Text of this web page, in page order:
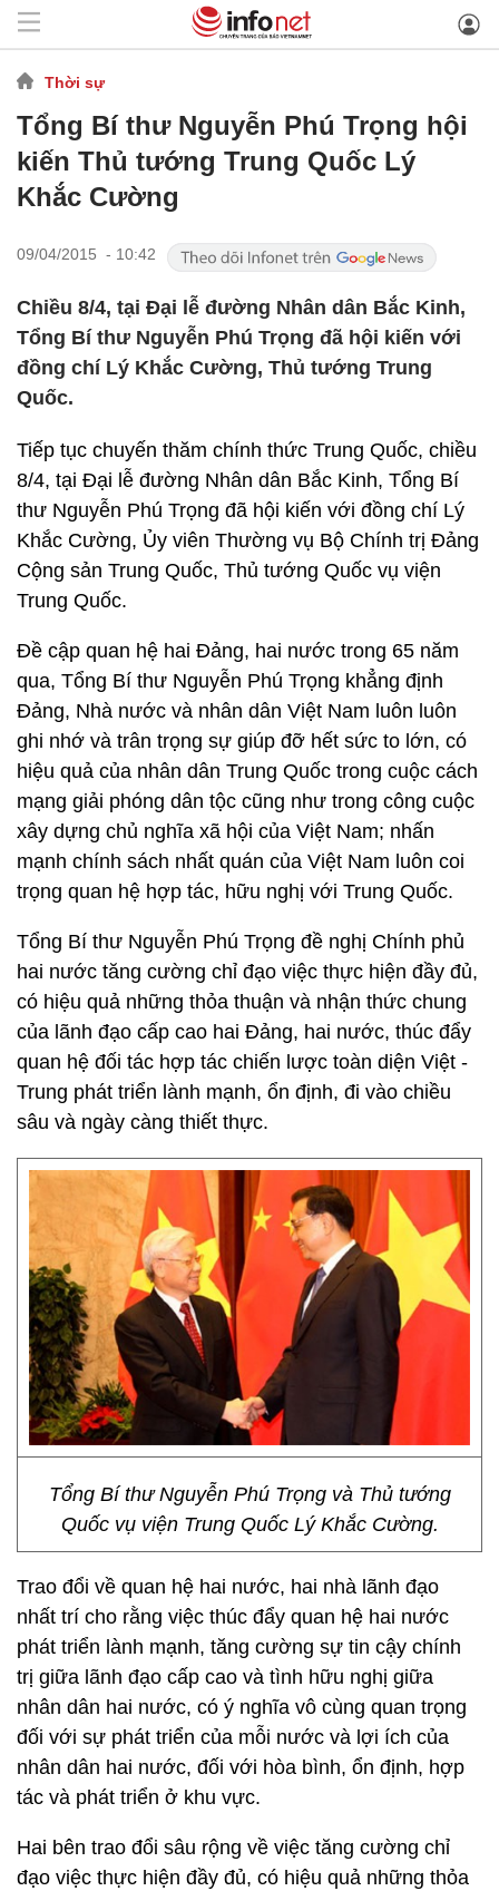
Thời sự
Tổng Bí thư Nguyễn Phú Trọng hội
kiến Thủ tướng Trung Quốc Lý
Khắc Cường
09/04/2015 - 10:42
Chiều 8/4, tại Đại lễ đường Nhân dân Bắc Kinh,
Tổng Bí thư Nguyễn Phú Trọng đã hội kiến với
đồng chí Lý Khắc Cường, Thủ tướng Trung
Quốc.
Tiếp tục chuyến thăm chính thức Trung Quốc, chiều
8/4, tại Đại lễ đường Nhân dân Bắc Kinh, Tổng Bí
thư Nguyễn Phú Trọng đã hội kiến với đồng chí Lý
Khắc Cường, Ủy viên Thường vụ Bộ Chính trị Đảng
Cộng sản Trung Quốc, Thủ tướng Quốc vụ viện
Trung Quốc.
Đề cập quan hệ hai Đảng, hai nước trong 65 năm
qua, Tổng Bí thư Nguyễn Phú Trọng khẳng định
Đảng, Nhà nước và nhân dân Việt Nam luôn luôn
ghi nhớ và trân trọng sự giúp đỡ hết sức to lớn, có
hiệu quả của nhân dân Trung Quốc trong cuộc cách
mạng giải phóng dân tộc cũng như trong công cuộc
xây dựng chủ nghĩa xã hội của Việt Nam; nhấn
mạnh chính sách nhất quán của Việt Nam luôn coi
trọng quan hệ hợp tác, hữu nghị với Trung Quốc.
Tổng Bí thư Nguyễn Phú Trọng đề nghị Chính phủ
hai nước tăng cường chỉ đạo việc thực hiện đầy đủ,
có hiệu quả những thỏa thuận và nhận thức chung
của lãnh đạo cấp cao hai Đảng, hai nước, thúc đẩy
quan hệ đối tác hợp tác chiến lược toàn diện Việt -
Trung phát triển lành mạnh, ổn định, đi vào chiều
sâu và ngày càng thiết thực.
Tổng Bí thư Nguyễn Phú Trọng và Thủ tướng
Quốc vụ viện Trung Quốc Lý Khắc Cường.
Trao đổi về quan hệ hai nước, hai nhà lãnh đạo
nhất trí cho rằng việc thúc đẩy quan hệ hai nước
phát triển lành mạnh, tăng cường sự tin cậy chính
trị giữa lãnh đạo cấp cao và tình hữu nghị giữa
nhân dân hai nước, có ý nghĩa vô cùng quan trọng
đối với sự phát triển của mỗi nước và lợi ích của
nhân dân hai nước, đối với hòa bình, ổn định, hợp
tác và phát triển ở khu vực.
Hai bên trao đổi sâu rộng về việc tăng cường chỉ
đạo việc thực hiện đầy đủ, có hiệu quả những thỏa